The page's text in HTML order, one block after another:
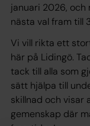
januari 2026,
nästa val fram till
Vi vill rikta ett
här på Lidingö.
tack till alla som
sätt hjälpa till
skillnad och visar
gemenskap där